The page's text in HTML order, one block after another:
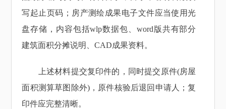
写起止页码；房产测绘成果电子文件应当使用光
盘存储，内容包括wlp数据包、word版共有部分
建筑面积分摊说明、CAD成果资料。
上述材料提交复印件的，同时提交原件(房屋
面积测算草图除外)，原件核验后退回申请人；复
印件应完整清晰。